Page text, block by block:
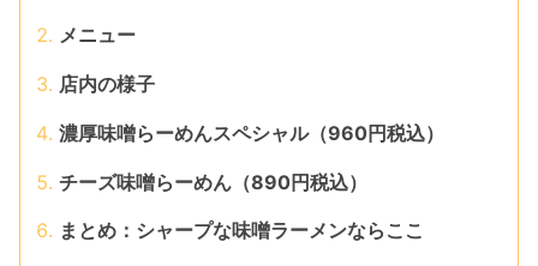
メニュー
店内の様子
濃厚味噌らーめんスペシャル（960円税込）
チーズ味噌らーめん（890円税込）
まとめ：シャープな味噌ラーメンならここ